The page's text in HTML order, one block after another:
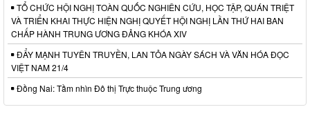
TỔ CHỨC HỘI NGHỊ TOÀN QUỐC NGHIÊN CỨU, HỌC TẬP, QUÁN TRIỆT
VÀ TRIỂN KHAI THỰC HIỆN NGHỊ QUYẾT HỘI NGHỊ LẦN THỨ HAI BAN
CHẤP HÀNH TRUNG ƯƠNG ĐẢNG KHÓA XIV
ĐẨY MẠNH TUYÊN TRUYỀN, LAN TỎA NGÀY SÁCH VÀ VĂN HÓA ĐỌC
VIỆT NAM 21/4
Đồng Nai: Tầm nhìn Đô thị Trực thuộc Trung ương